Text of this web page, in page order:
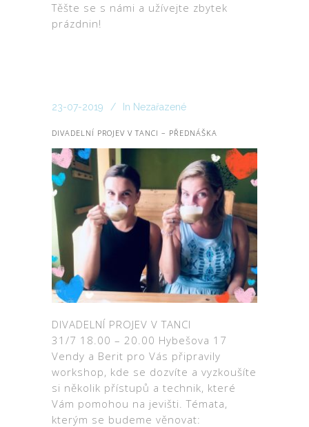
Těšte se s námi a užívejte zbytek
prázdnin!
23-07-2019 In Nezařazené
DIVADELNÍ PROJEV V TANCI – PŘEDNÁŠKA
DIVADELNÍ PROJEV V TANCI
31/7 18.00 – 20.00 Hybešova 17
Vendy a Berit pro Vás připravily
workshop, kde se dozvíte a vyzkoušíte
si několik přístupů a technik, které
Vám pomohou na jevišti. Témata,
kterým se budeme věnovat: